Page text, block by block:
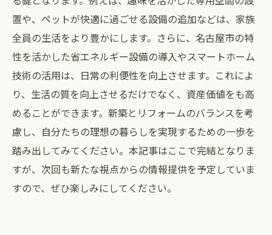
置や、ペットが快適に過ごせる設備の追加などは、家族
全員の生活をより豊かにします。さらに、名古屋市の特
性を活かした省エネルギー設備の導入やスマートホーム
技術の活用は、日常の利便性を向上させます。これによ
り、生活の質を向上させるだけでなく、資産価値をも高
めることができます。新築とリフォームのバランスを考
慮し、自分たちの理想の暮らしを実現するための一歩を
踏み出してみてください。本記事はここで完結となりま
すが、次回も新たな視点からの情報提供を予定していま
すので、ぜひ楽しみにしてください。